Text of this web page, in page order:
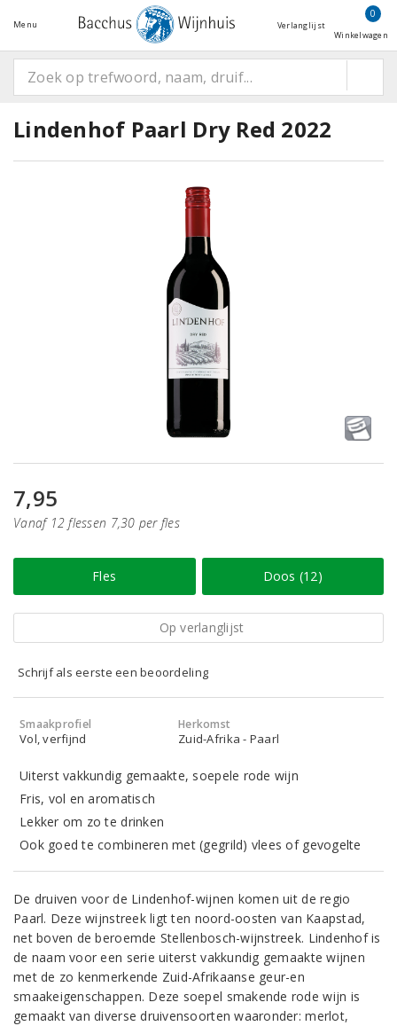
Menu Verlanglijst
0
Winkelwagen
Lindenhof Paarl Dry Red 2022
7,95
Vanaf 12 flessen 7,30 per fles
Fles Doos (12)
Op verlanglijst
Schrijf als eerste een beoordeling
Smaakprofiel
Vol, verfijnd
Herkomst
Zuid-Afrika - Paarl
Uiterst vakkundig gemaakte, soepele rode wijn
Fris, vol en aromatisch
Lekker om zo te drinken
Ook goed te combineren met (gegrild) vlees of gevogelte
De druiven voor de Lindenhof-wijnen komen uit de regio
Paarl. Deze wijnstreek ligt ten noord-oosten van Kaapstad,
net boven de beroemde Stellenbosch-wijnstreek. Lindenhof is
de naam voor een serie uiterst vakkundig gemaakte wijnen
met de zo kenmerkende Zuid-Afrikaanse geur-en
smaakeigenschappen. Deze soepel smakende rode wijn is
gemaakt van diverse druivensoorten waaronder: merlot,